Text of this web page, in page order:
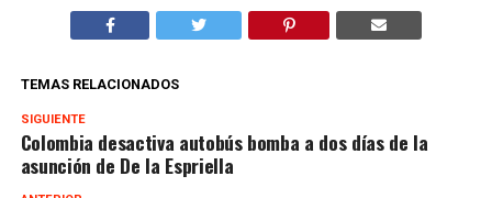
TEMAS RELACIONADOS
SIGUIENTE
Colombia desactiva autobús bomba a dos días de la
asunción de De la Espriella